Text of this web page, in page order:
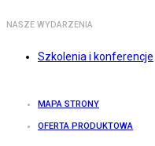
NASZE WYDARZENIA
Szkolenia i konferencje
MAPA STRONY
OFERTA PRODUKTOWA